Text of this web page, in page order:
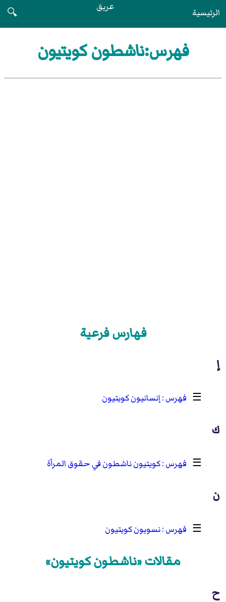
الرئيسية عريق
🔍
فهرس:ناشطون كويتيون
فهارس فرعية
إ
☰ إنسانيون كويتيون
ك
☰ كويتيون ناشطون في حقوق المرأة
ن
☰ نسويون كويتيون
مقالات «ناشطون كويتيون»
ح